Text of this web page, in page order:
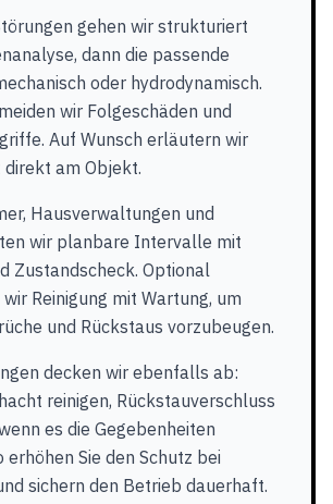
gehen wir strukturiert
dann die passende
oder hydrodynamisch.
wir Folgeschäden und
Auf Wunsch erläutern wir
direkt am Objekt.
Hausverwaltungen und
wir planbare Intervalle mit
Zustandscheck. Optional
Reinigung mit Wartung, um
und Rückstaus vorzubeugen.
decken wir ebenfalls ab:
reinigen, Rückstauverschluss
es die Gegebenheiten
erhöhen Sie den Schutz bei
sichern den Betrieb dauerhaft.